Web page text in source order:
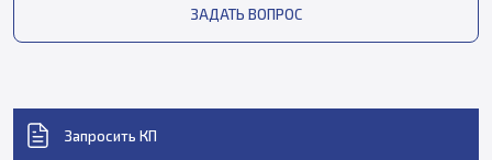
ЗАДАТЬ ВОПРОС
Запросить КП